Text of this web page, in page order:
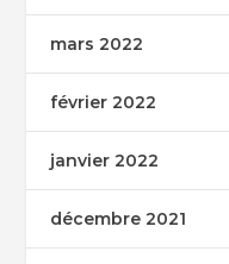
mars 2022
février 2022
janvier 2022
décembre 2021